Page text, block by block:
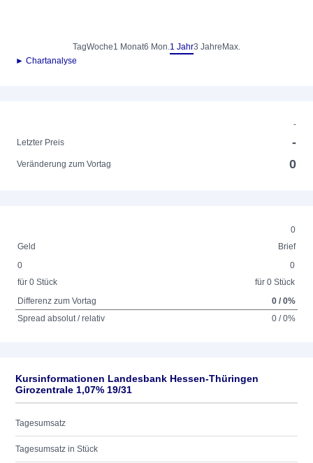
TagWoche1 Monat6 Mon.1 Jahr3 Jahre Max.
► Chartanalyse
-
Letzter Preis
-
Veränderung zum Vortag 0
0
Geld
Brief
0
für 0 Stück
0
für 0 Stück
Differenz zum Vortag
0 / 0%
Spread absolut / relativ
0 / 0%
Kursinformationen Landesbank Hessen-Thüringen
Girozentrale 1,07% 19/31
Tagesumsatz
Tagesumsatz in Stück